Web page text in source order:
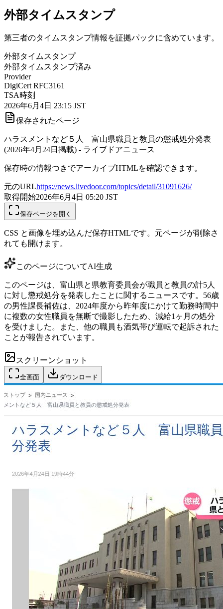
外部タイムスタンプ
第三者のタイムスタンプ情報を証拠パックに含めています。
外部タイムスタンプ
外部タイムスタンプ済み
Provider
DigiCert RFC3161
TSA時刻
2026年6月4日 23:15 JST
保存されたページ
ハラスメントなど５人 富山県職員と教員の懲戒処分発表
(2026年4月24日掲載) - ライブドアニュース
保存時の情報つきでアーカイブHTMLを確認できます。
元のURLhttps://news.livedoor.com/topics/detail/31091626/
取得開始2026年6月4日 05:20 JST
保存ページを開く
CSS と画像を埋め込んだ保存HTMLです。元ページが削除さ
れても開けます。
このページについてAI生成
このページは、富山県と県教育委員会が職員と教員の計5人
に対し懲戒処分を発表したことに関するニュースです。56歳
の男性課長補佐は、2024年度から昨年度にかけて勤務時間中
に複数の女性職員を無断で撮影したため、減給1ヶ月の処分
を受けました。また、他の職員も酒気帯び運転で起訴された
ことが報告されています。
スクリーンショット
全画面 ダウンロード